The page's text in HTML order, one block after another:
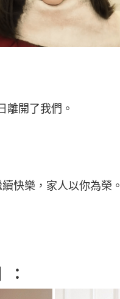
離開了我們。
快樂，家人以你為榮。
：